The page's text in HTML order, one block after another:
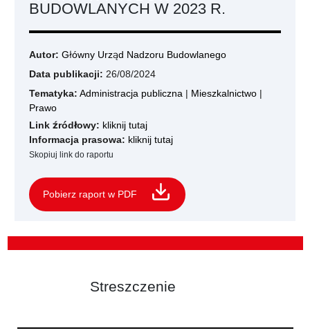
BUDOWLANYCH W 2023 R.
Autor: Główny Urząd Nadzoru Budowlanego
Data publikacji: 26/08/2024
Tematyka: Administracja publiczna | Mieszkalnictwo |
Prawo
Link źródłowy: kliknij tutaj
Informacja prasowa: kliknij tutaj
Skopiuj link do raportu
Pobierz raport w PDF
Streszczenie